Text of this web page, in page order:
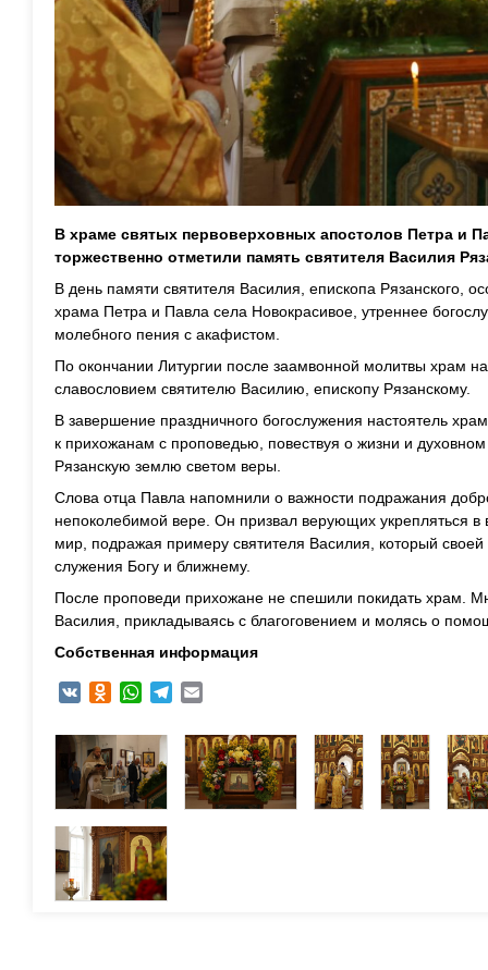
В храме святых первоверховных апостолов Петра и
торжественно отметили память святителя Василия
В день памяти святителя Василия, епископа Рязанского,
храма Петра и Павла села Новокрасивое, утреннее
молебного пения с акафистом.
По окончании Литургии после заамвонной молитвы храм
славословием святителю Василию, епископу Рязанскому.
В завершение праздничного богослужения настоятель
к прихожанам с проповедью, повествуя о жизни и
Рязанскую землю светом веры.
Слова отца Павла напомнили о важности подражания
непоколебимой вере. Он призвал верующих укрепляться в
мир, подражая примеру святителя Василия, который
служения Богу и ближнему.
После проповеди прихожане не спешили покидать храм.
Василия, прикладываясь с благоговением и молясь о
Собственная информация
VK Odnoklassniki
WhatsAppTelegram